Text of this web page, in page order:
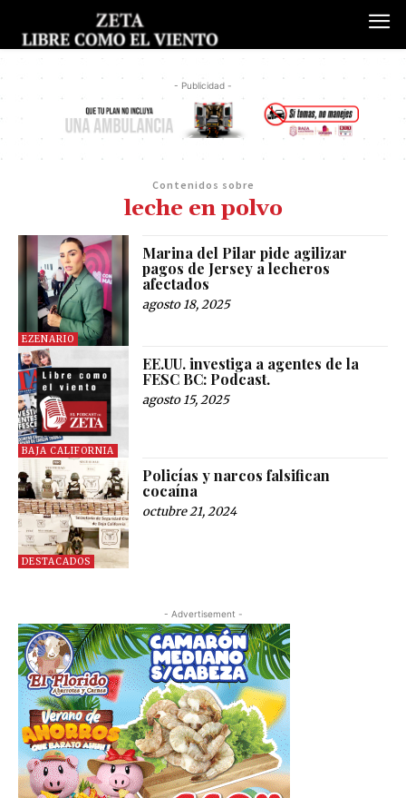
- Publicidad -
Contenidos sobre
leche en polvo
EZENARIO
Marina del Pilar pide agilizar
pagos de Jersey a lecheros
afectados
agosto 18, 2025
BAJA CALIFORNIA
EE.UU. investiga a agentes de la
FESC BC: Podcast.
agosto 15, 2025
DESTACADOS
Policías y narcos falsifican
cocaína
octubre 21, 2024
- Advertisement -